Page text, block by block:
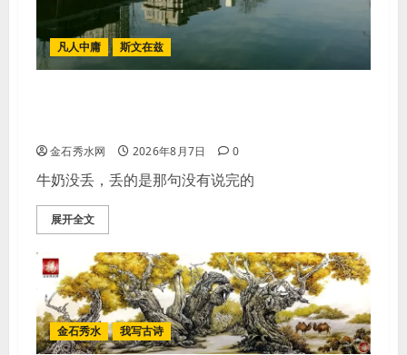
凡人中庸 斯文在兹
金石秀水网 2026年8月7日 0
牛奶没丢，丢的是那句没有说完的
展开全文
金石秀水 我写古诗